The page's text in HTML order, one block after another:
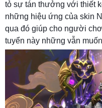
tỏ sự tán thưởng với thiết
những hiệu ứng của skin
qua đó giúp cho người
tuyển này những vẫn